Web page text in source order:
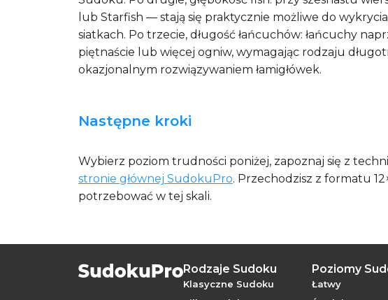
lub Starfish — stają się praktycznie możliwe do
siatkach. Po trzecie, długość łańcuchów: łańcuchy
piętnaście lub więcej ogniw, wymagając rodzaju
okazjonalnym rozwiązywaniem łamigłówek.
Następne kroki
Wybierz poziom trudności poniżej, zapoznaj się z
stronie głównej SudokuPro. Przechodzisz z formatu
potrzebować w tej skali.
Rodzaje Sudoku
Klasyczne Sudoku
Poziomy
Łatwy